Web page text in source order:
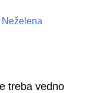
Neželena
treba vedno